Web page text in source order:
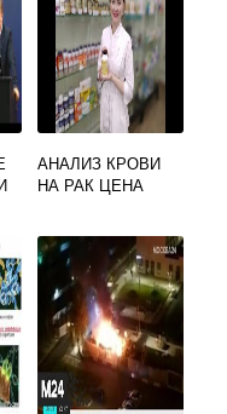
АНАЛИЗ КРОВИ
НА РАК ЦЕНА